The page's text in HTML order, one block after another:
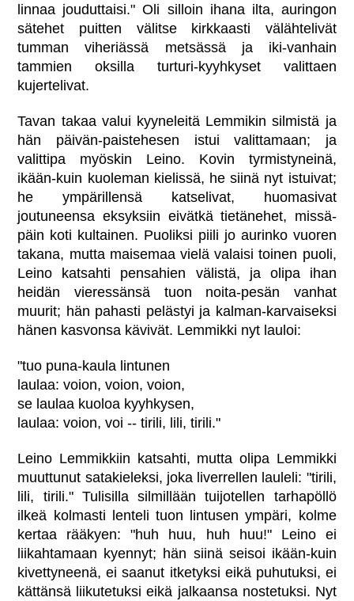
linnaa jouduttaisi." Oli silloin ihana ilta, auringon
sätehet puitten välitse kirkkaasti välähtelivät
tumman viheriässä metsässä ja iki-vanhain
tammien oksilla turturi-kyyhkyset valittaen
kujertelivat.
Tavan takaa valui kyyneleitä Lemmikin silmistä ja
hän päivän-paistehesen istui valittamaan; ja
valittipa myöskin Leino. Kovin tyrmistyneinä,
ikään-kuin kuoleman kielissä, he siinä nyt istuivat;
he ympärillensä katselivat, huomasivat
joutuneensa eksyksiin eivätkä tietänehet, missä-
päin koti kultainen. Puoliksi piili jo aurinko vuoren
takana, mutta maisemaa vielä valaisi toinen puoli,
Leino katsahti pensahien välistä, ja olipa ihan
heidän vieressänsä tuon noita-pesän vanhat
muurit; hän pahasti pelästyi ja kalman-karvaiseksi
hänen kasvonsa kävivät. Lemmikki nyt lauloi:
"tuo puna-kaula lintunen
laulaa: voion, voion, voion,
se laulaa kuoloa kyyhkysen,
laulaa: voion, voi -- tirili, lili, tirili."
Leino Lemmikkiin katsahti, mutta olipa Lemmikki
muuttunut satakieleksi, joka liverrellen lauleli: "tirili,
lili, tirili." Tulisilla silmillään tuijotellen tarhapöllö
ilkeä kolmasti lenteli tuon lintusen ympäri, kolme
kertaa rääkyen: "huh huu, huh huu!" Leino ei
liikahtamaan kyennyt; hän siinä seisoi ikään-kuin
kivettyneenä, ei saanut itketyksi eikä puhutuksi, ei
kättänsä liikutetuksi eikä jalkaansa nostetuksi. Nyt